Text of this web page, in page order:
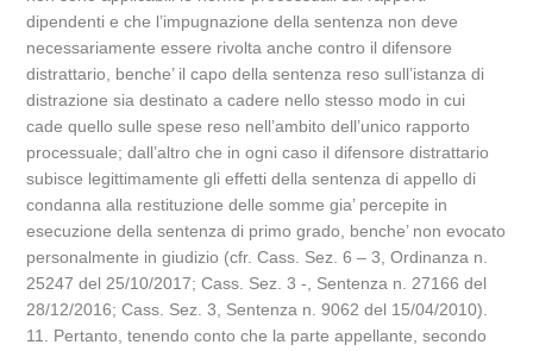
dipendenti e che l’impugnazione della sentenza non deve
necessariamente essere rivolta anche contro il difensore
distrattario, benche’ il capo della sentenza reso sull’istanza di
distrazione sia destinato a cadere nello stesso modo in cui
cade quello sulle spese reso nell’ambito dell’unico rapporto
processuale; dall’altro che in ogni caso il difensore distrattario
subisce legittimamente gli effetti della sentenza di appello di
condanna alla restituzione delle somme gia’ percepite in
esecuzione della sentenza di primo grado, benche’ non evocato
personalmente in giudizio (cfr. Cass. Sez. 6 – 3, Ordinanza n.
25247 del 25/10/2017; Cass. Sez. 3 -, Sentenza n. 27166 del
28/12/2016; Cass. Sez. 3, Sentenza n. 9062 del 15/04/2010).
11. Pertanto, tenendo conto che la parte appellante, secondo